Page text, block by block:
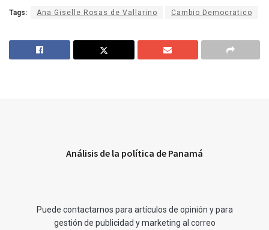
Tags: Ana Giselle Rosas de Vallarino Cambio Democratico
Análisis de la política de Panamá
Puede contactarnos para artículos de opinión y para
gestión de publicidad y marketing al correo